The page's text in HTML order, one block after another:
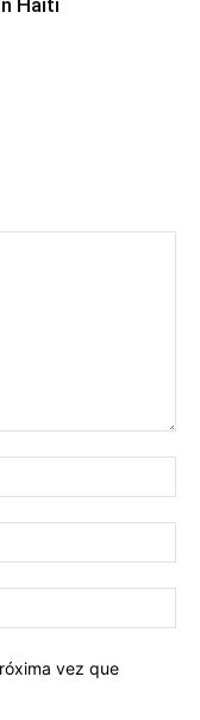
Haiti
vez que